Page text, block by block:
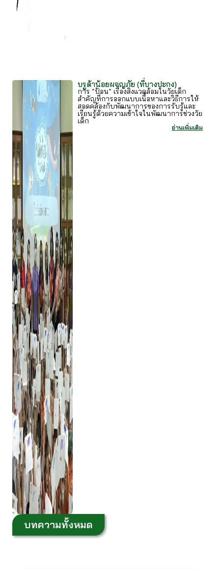
บรูด้าน้อยผจญภัย (ที่บางปะกง)
การ “ป้อน” เรื่องสิ่งแวดล้อมในวัยเด็ก
สำคัญที่การออกแบบเนื้อหาและวิธีการให้
สอดคล้องกับพัฒนาการของการรับรู้และ
เรียนรู้ด้วยความเข้าใจในพัฒนาการช่วงวัย
เด็ก
อ่านเพิ่มเติม
บทความทั้งหมด